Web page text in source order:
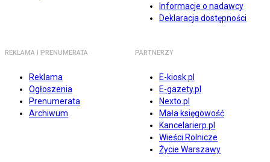
Informacje o nadawcy
Deklaracja dostępności
REKLAMA I PRENUMERATA
Reklama
Ogłoszenia
Prenumerata
Archiwum
PARTNERZY
E-kiosk.pl
E-gazety.pl
Nexto.pl
Mała księgowość
Kancelarierp.pl
Wieści Rolnicze
Życie Warszawy